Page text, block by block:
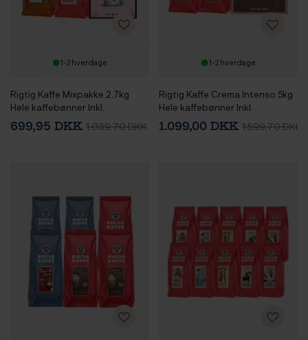
1-2 hverdage
Rigtig Kaffe Mixpakke 2,7kg
Hele kaffebønner Inkl.
Kaffeplakat Rigtig Kaffe POUR
OVER 21x30cm
699,95 DKK 1.039,70 DKK
1-2 hverdage
Rigtig Kaffe Crema Intenso 5kg
Hele kaffebønner Inkl.
Kaffeplakat Rigtig Kaffe
HOTTER & STRONGER 21x30cm
1.099,00 DKK 1.599,70 DKK